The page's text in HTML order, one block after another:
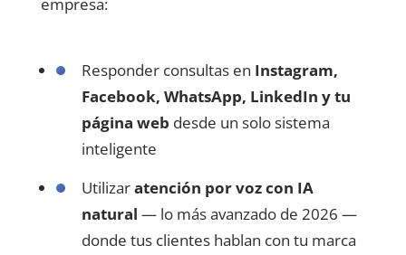
empresa:
Responder consultas en Instagram,
Facebook, WhatsApp, LinkedIn y tu
página web desde un solo sistema
inteligente
Utilizaratención por voz con IA
natural — lo más avanzado de 2026 —
donde tus clientes hablan con tu marca